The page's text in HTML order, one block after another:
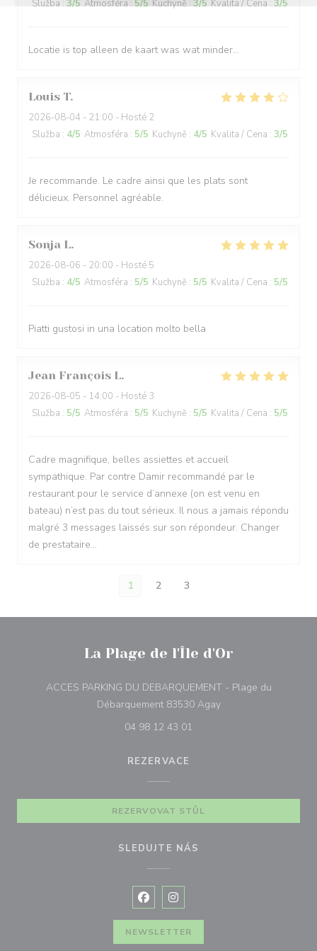
Služba:3/5 Atmosféra:5/5 Kuchyně:3/5 Kvalita / Cena : 3/5
Locatie is top alleen de kaart was wat minder…
Louis T
2026-08-04 - 21:00 - Hosté 2
Služba : 4/5 Atmosféra : 5/5 Kuchyně : 4/5 Kvalita / Cena : 3/5
Je recommande. Le cadre ainsi que les plats sont
délicieux. Personnel agréable.
Sonja L
2026-08-06 - 20:00 - Hosté 5
Služba : 4/5 Atmosféra : 5/5 Kuchyně : 5/5 Kvalita / Cena : 5/5
Piatti gustosi in una location molto bella
Jean François L
2026-08-05 - 14:00 - Hosté 3
Služba : 5/5 Atmosféra : 5/5 Kuchyně : 5/5 Kvalita / Cena : 5/5
Cadre magnifique, belles assiettes et accueil
sympathique. Par contre Damir recommandé par le
restaurant pour le service d’annexe (on est venu en
bateau) n’est pas du tout sérieux. Il nous a jamais répondu
malgré 3 messages laissés sur son répondeur. Changer
de prestataire…
1 2 3
La Plage de l'Île d'Or
ACCES PARKING DU DEBARQUEMENT - Plage du
Débarquement 83530 Agay((otevře se v novém
04 98 12 43 01
REZERVACE
REZERVOVAT STŮL
SLEDUJTE NÁS
Facebook ((otevře se v novém
Instagram ((otevře se v
NEWSLETTER